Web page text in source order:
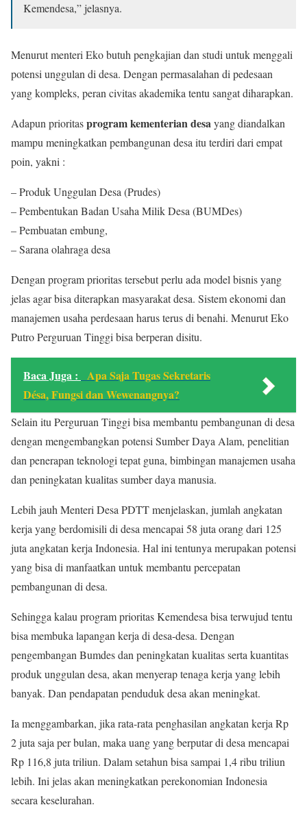
Kemendesa,” jelasnya.
Menurut menteri Eko butuh pengkajian dan studi untuk menggali
potensi unggulan di desa. Dengan permasalahan di pedesaan
yang kompleks, peran civitas akademika tentu sangat diharapkan.
Adapun prioritasprogram kementerian desayang diandalkan
mampu meningkatkan pembangunan desa itu terdiri dari empat
poin, yakni :
– Produk Unggulan Desa (Prudes)
– Pembentukan Badan Usaha Milik Desa (BUMDes)
– Pembuatan embung,
– Sarana olahraga desa
Dengan program prioritas tersebut perlu ada model bisnis yang
jelas agar bisa diterapkan masyarakat desa. Sistem ekonomi dan
manajemen usaha perdesaan harus terus di benahi. Menurut Eko
Putro Perguruan Tinggi bisa berperan disitu.
Baca Juga :
Apa Saja Tugas Sekretaris
Désa, Fungsi dan Wewenangnya?
Selain itu Perguruan Tinggi bisa membantu pembangunan di desa
dengan mengembangkan potensi Sumber Daya Alam, penelitian
dan penerapan teknologi tepat guna, bimbingan manajemen usaha
dan peningkatan kualitas sumber daya manusia.
Lebih jauh Menteri Desa PDTT menjelaskan, jumlah angkatan
kerja yang berdomisili di desa mencapai 58 juta orang dari 125
juta angkatan kerja Indonesia. Hal ini tentunya merupakan potensi
yang bisa di manfaatkan untuk membantu percepatan
pembangunan di desa.
Sehingga kalau program prioritas Kemendesa bisa terwujud tentu
bisa membuka lapangan kerja di desa-desa. Dengan
pengembangan Bumdes dan peningkatan kualitas serta kuantitas
produk unggulan desa, akan menyerap tenaga kerja yang lebih
banyak. Dan pendapatan penduduk desa akan meningkat.
Ia menggambarkan, jika rata-rata penghasilan angkatan kerja Rp
2 juta saja per bulan, maka uang yang berputar di desa mencapai
Rp 116,8 juta triliun. Dalam setahun bisa sampai 1,4 ribu triliun
lebih. Ini jelas akan meningkatkan perekonomian Indonesia
secara keselurahan.